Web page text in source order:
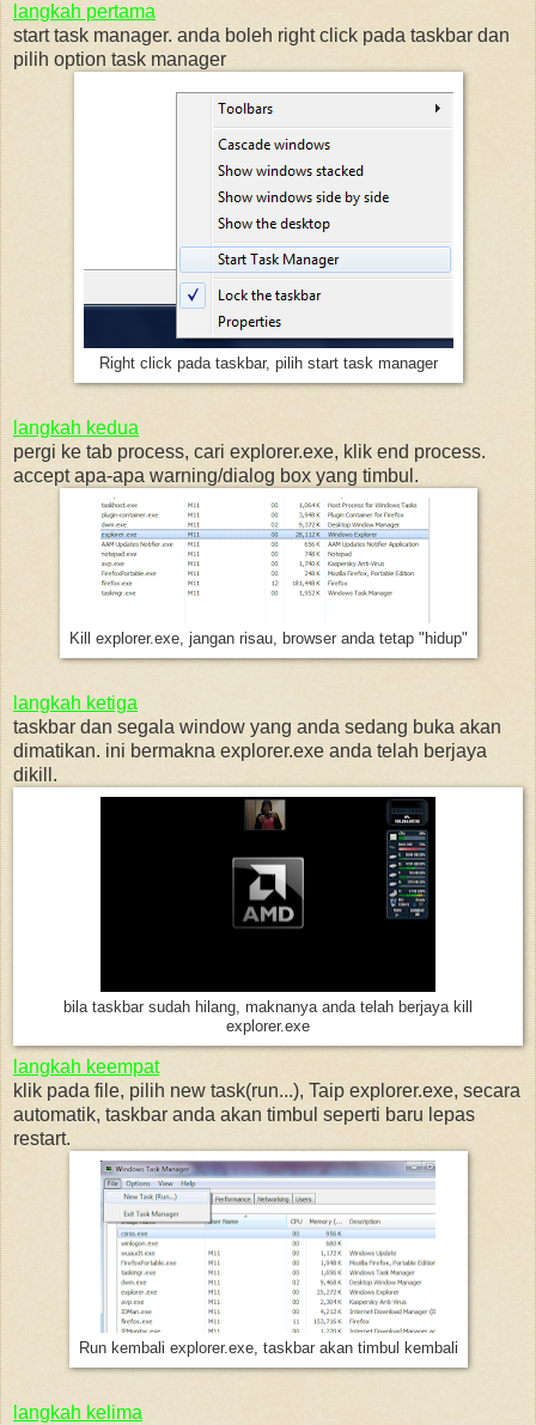
langkah pertama
start task manager. anda boleh right click pada taskbar dan
pilih option task manager
Right click pada taskbar, pilih start task manager
langkah kedua
pergi ke tab process, cari explorer.exe, klik end process.
accept apa-apa warning/dialog box yang timbul.
Kill explorer.exe, jangan risau, browser anda tetap "hidup"
langkah ketiga
taskbar dan segala window yang anda sedang buka akan
dimatikan. ini bermakna explorer.exe anda telah berjaya
dikill.
bila taskbar sudah hilang, maknanya anda telah berjaya kill
explorer.exe
langkah keempat
klik pada file, pilih new task(run...), Taip explorer.exe, secara
automatik, taskbar anda akan timbul seperti baru lepas
restart.
Run kembali explorer.exe, taskbar akan timbul kembali
langkah kelima